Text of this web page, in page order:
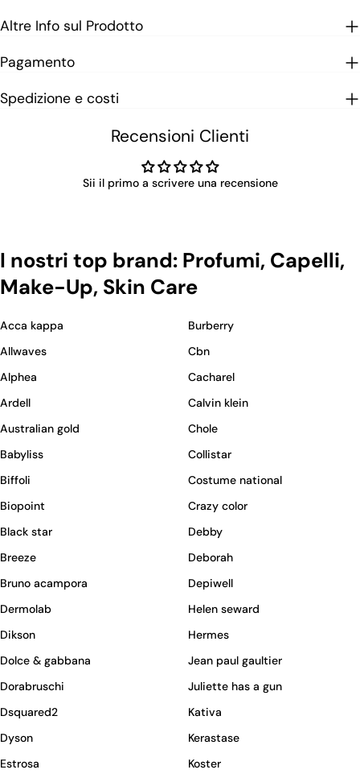
Altre Info sul Prodotto
Pagamento
Spedizione e costi
Recensioni Clienti
Sii il primo a scrivere una recensione
I nostri top brand: Profumi, Capelli,
Make-Up, Skin Care
Acca kappa
Allwaves
Alphea
Ardell
Australian gold
Babyliss
Biffoli
Biopoint
Black star
Breeze
Bruno acampora
Burberry
Cbn
Cacharel
Calvin klein
Chole
Collistar
Costume national
Crazy color
Debby
Deborah
Depiwell
Dermolab
Dikson
Dolce & gabbana
Dorabruschi
Dsquared2
Dyson
Estrosa
Helen seward
Hermes
Jean paul gaultier
Juliette has a gun
Kativa
Kerastase
Koster